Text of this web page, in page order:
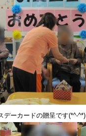
デーカードの贈呈です(*^-^*)